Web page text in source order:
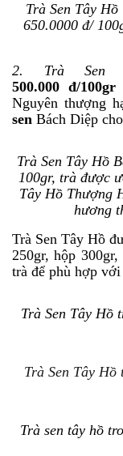
Trà Sen Tây
650.0000 đ/
2. Trà Sen
500.000 đ/100gr
Nguyên thượng
sen Bách Diệp
Trà Sen Tây Hồ
100gr, trà được
Tây Hồ Thượng
hương
Trà Sen Tây Hồ
250gr, hộp
trà để phù hợp với
Trà Sen Tây Hồ
Trà Sen Tây
Trà sen tây hồ